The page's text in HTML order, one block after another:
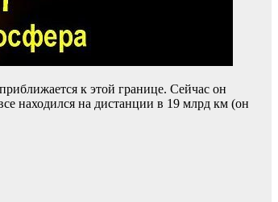
к этой границе. Сейчас он
находился на дистанции в 19 млрд км (он